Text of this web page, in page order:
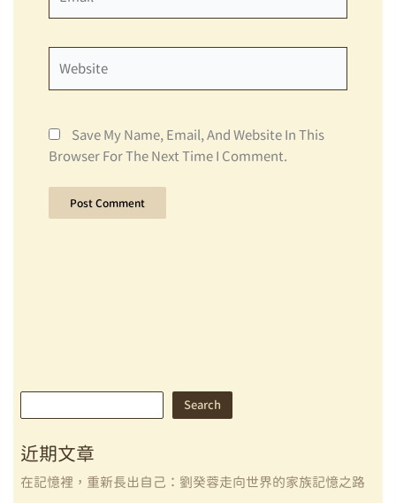
Search
近期文章
在記憶裡，重新長出自己：劉癸蓉走向世界的家族記憶之路
Save My Name, Email, And Website In This
Browser For The Next Time I Comment.